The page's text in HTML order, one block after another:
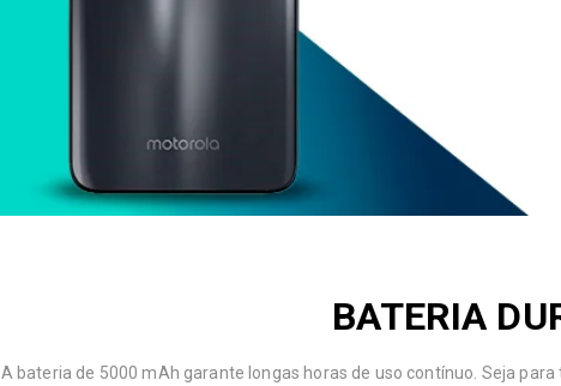
BATERIA
A bateria de 5000 mAh garante longas horas de uso contínuo. Seja